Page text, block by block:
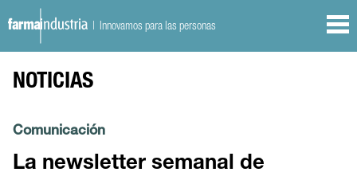
| Innovamos para las personas
NOTICIAS
Comunicación
La newsletter semanal de